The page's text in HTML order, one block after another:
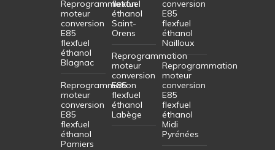
Reprogrammation
moteur
conversion
E85
flexfuel
éthanol
Blagnac
Reprogrammation
moteur
conversion
E85
flexfuel
éthanol
Pamiers
flexfuel
éthanol
Saint-
Orens
Reprogrammation
moteur
conversion
E85
flexfuel
éthanol
Labège
conversion
E85
flexfuel
éthanol
Nailloux
Reprogrammation
moteur
conversion
E85
flexfuel
éthanol
Midi
Pyrénées